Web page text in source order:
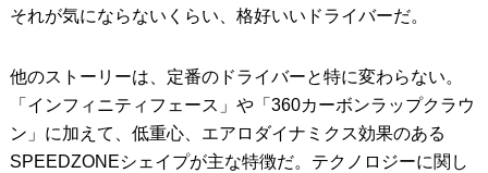
それが気にならないくらい、格好いいドライバーだ。
他のストーリーは、定番のドライバーと特に変わらない。
「インフィニティフェース」や「360カーボンラップクラウ
ン」に加えて、低重心、エアロダイナミクス効果のある
SPEEDZONEシェイプが主な特徴だ。テクノロジーに関し